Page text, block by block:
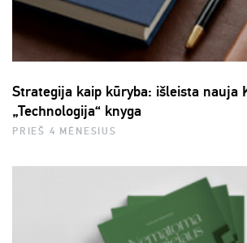
Strategija kaip kūryba: išleista nauja
„Technologija“ knyga
PRIEŠ 4 MĖNESIUS